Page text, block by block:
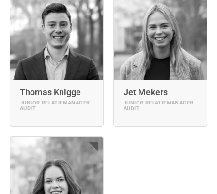
Thomas Knigge
JUNIOR RELATIEMANAGER
AUDIT
Jet Mekers
JUNIOR RELATIEMANAGER
AUDIT